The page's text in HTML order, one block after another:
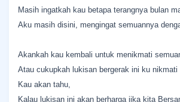
Masih ingatkah kau betapa terangnya bulan
Aku masih disini, mengingat semuannya
Akankah kau kembali untuk menikmati
Atau cukupkah lukisan bergerak ini ku
Kau akan tahu,
Kalau lukisan ini akan berharga jika kita